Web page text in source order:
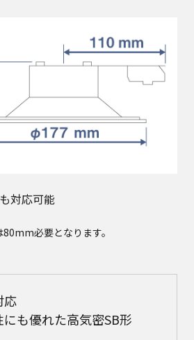
対応可能
必要となります。
応
も優れた高気密SB形